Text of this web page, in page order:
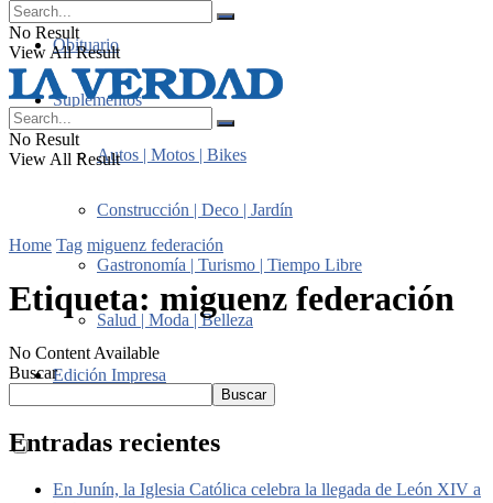
Obituario
Suplementos
Autos | Motos | Bikes
Construcción | Deco | Jardín
Gastronomía | Turismo | Tiempo Libre
Salud | Moda | Belleza
Edición Impresa
No Result
View All Result
No Result
View All Result
Home Tag miguenz federación
Etiqueta: miguenz federación
No Content Available
Buscar
Buscar
Entradas recientes
En Junín, la Iglesia Católica celebra la llegada de León XIV a